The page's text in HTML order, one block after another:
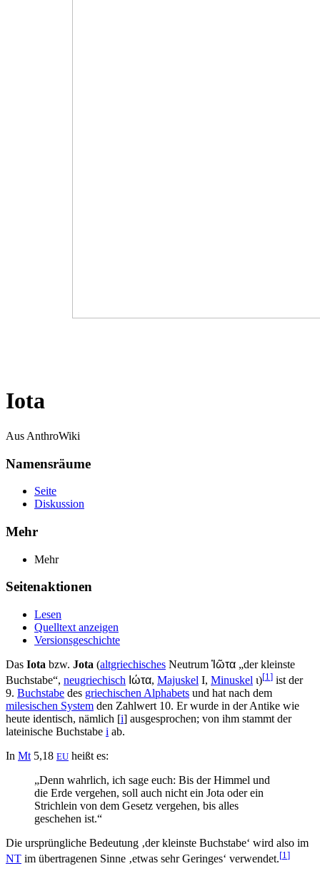
Iota
Aus AnthroWiki
Namensräume
Seite
Diskussion
Mehr
Mehr
Seitenaktionen
Lesen
Quelltext anzeigen
Versionsgeschichte
Das Iota bzw. Jota (altgriechisches Neutrum Ἰῶτα „der kleinste
Buchstabe“, neugriechisch Ιώτα, Majuskel Ι, Minuskel ι)[1] ist der
9. Buchstabe des griechischen Alphabets und hat nach dem
milesischen System den Zahlwert 10. Er wurde in der Antike wie
heute identisch, nämlich [i] ausgesprochen; von ihm stammt der
lateinische Buchstabe i ab.
In Mt5,18 EU heißt es:
„Denn wahrlich, ich sage euch: Bis der Himmel und
die Erde vergehen, soll auch nicht ein Jota oder ein
Strichlein von dem Gesetz vergehen, bis alles
geschehen ist.“
Die ursprüngliche Bedeutung ‚der kleinste Buchstabe‘ wird also im
NT im übertragenen Sinne ‚etwas sehr Geringes‘ verwendet.[1]